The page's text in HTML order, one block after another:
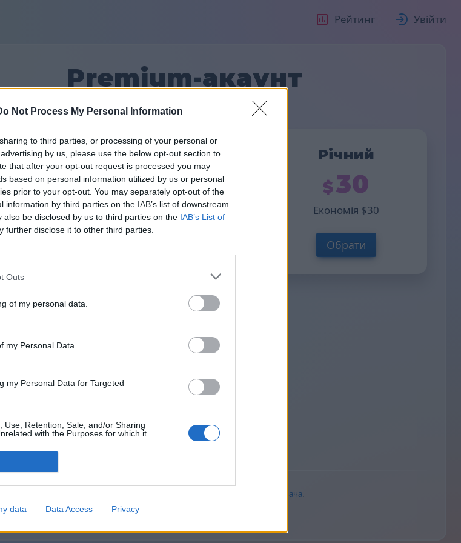
Not Process My Personal Information
to third parties, or processing of your personal or
by us, please use the below opt-out section to
that after your opt-out request is processed you may
based on personal information utilized by us or personal
prior to your opt-out. You may separately opt-out of the
by third parties on the IAB’s list of downstream
be disclosed by us to third parties on the IAB’s List of
further disclose it to other third parties.
Outs
of my personal data.
my Personal Data.
my Personal Data for Targeted
Use, Retention, Sale, and/or Sharing
with the Purposes for which it
data Data Access Privacy
Рейтинг Увійти
Premium-акаунт
передплати:
5
Піврічний
20
Економія 10
Річний
30
Економія 30
акаунта:
Premium-статусу біля нікнейма гравця в усіх іграх.
мультиплеєр без обмежень по часу гри
по приватним мультиплеєр іграм
Маджонг пасьянси для Premium-гравців
Угода користувача.
можна буде скасувати або змінити план на більш відповідний.